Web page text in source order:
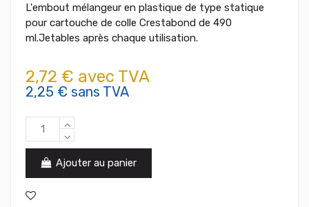
L'embout mélangeur en plastique de type statique
pour cartouche de colle Crestabond de 490
ml.Jetables après chaque utilisation.
2,72 € avec TVA
2,25 € sans TVA
Ajouter au panier